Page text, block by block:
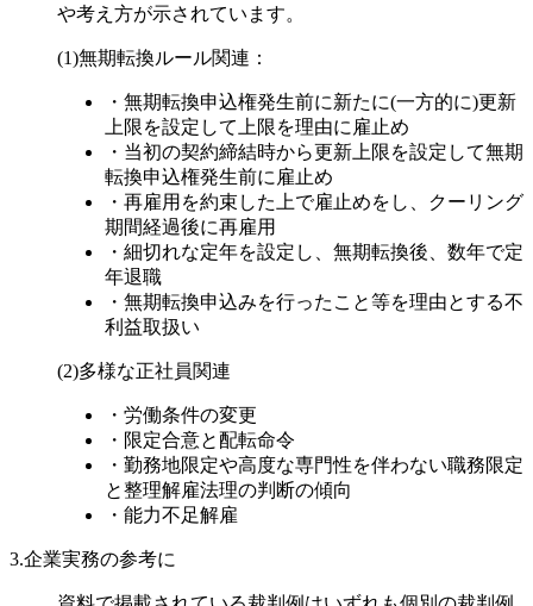
や考え方が示されています。
(1)無期転換ルール関連：
・無期転換申込権発生前に新たに(一方的に)更新
上限を設定して上限を理由に雇止め
・当初の契約締結時から更新上限を設定して無期
転換申込権発生前に雇止め
・再雇用を約束した上で雇止めをし、クーリング
期間経過後に再雇用
・細切れな定年を設定し、無期転換後、数年で定
年退職
・無期転換申込みを行ったこと等を理由とする不
利益取扱い
(2)多様な正社員関連
・労働条件の変更
・限定合意と配転命令
・勤務地限定や高度な専門性を伴わない職務限定
と整理解雇法理の判断の傾向
・能力不足解雇
3.企業実務の参考に